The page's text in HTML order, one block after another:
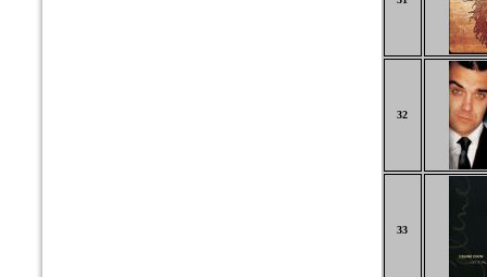
32
33